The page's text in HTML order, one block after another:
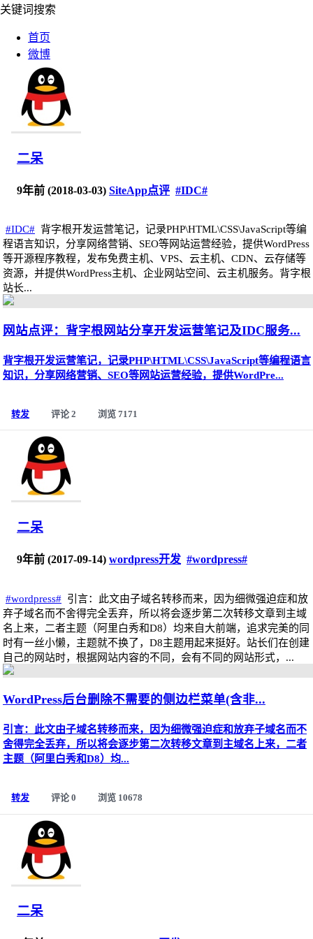
关键词搜索
首页
微博
代码
二呆
9年前 (2018-03-03) SiteApp点评 #IDC#
#IDC# 背字根开发运营笔记，记录PHP\HTML\CSS\JavaScript等编
程语言知识，分享网络营销、SEO等网站运营经验，提供WordPress
等开源程序教程，发布免费主机、VPS、云主机、CDN、云存储等
资源，并提供WordPress主机、企业网站空间、云主机服务。背字根
站长...
网站点评：背字根网站分享开发运营笔记及IDC服务...
背字根开发运营笔记，记录PHP\HTML\CSS\JavaScript等编程语言
知识，分享网络营销、SEO等网站运营经验，提供WordPre...
转发 评论 2 浏览 7171
二呆
9年前 (2017-09-14) wordpress开发 #wordpress#
#wordpress# 引言：此文由子域名转移而来，因为细微强迫症和放
弃子域名而不舍得完全丢弃，所以将会逐步第二次转移文章到主域
名上来，二者主题（阿里白秀和D8）均来自大前端，追求完美的同
时有一丝小懒，主题就不换了，D8主题用起来挺好。站长们在创建
自己的网站时，根据网站内容的不同，会有不同的网站形式，...
WordPress后台删除不需要的侧边栏菜单(含非...
引言：此文由子域名转移而来，因为细微强迫症和放弃子域名而不
舍得完全丢弃，所以将会逐步第二次转移文章到主域名上来，二者
主题（阿里白秀和D8）均...
转发 评论 0 浏览 10678
二呆